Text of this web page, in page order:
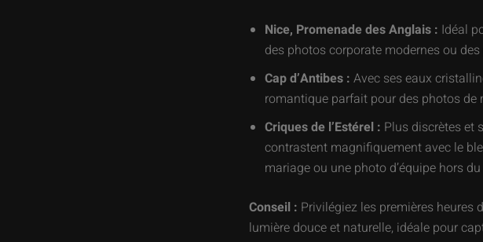
Nice, Promenade des Anglais : Idéal
des photos corporate modernes ou
Cap d’Antibes : Avec ses eaux
romantique parfait pour des photos de
Criques de l’Estérel : Plus discrètes et
contrastent magnifiquement avec le
mariage ou une photo d’équipe hors
Conseil : Privilégiez les premières heures
lumière douce et naturelle, idéale pour